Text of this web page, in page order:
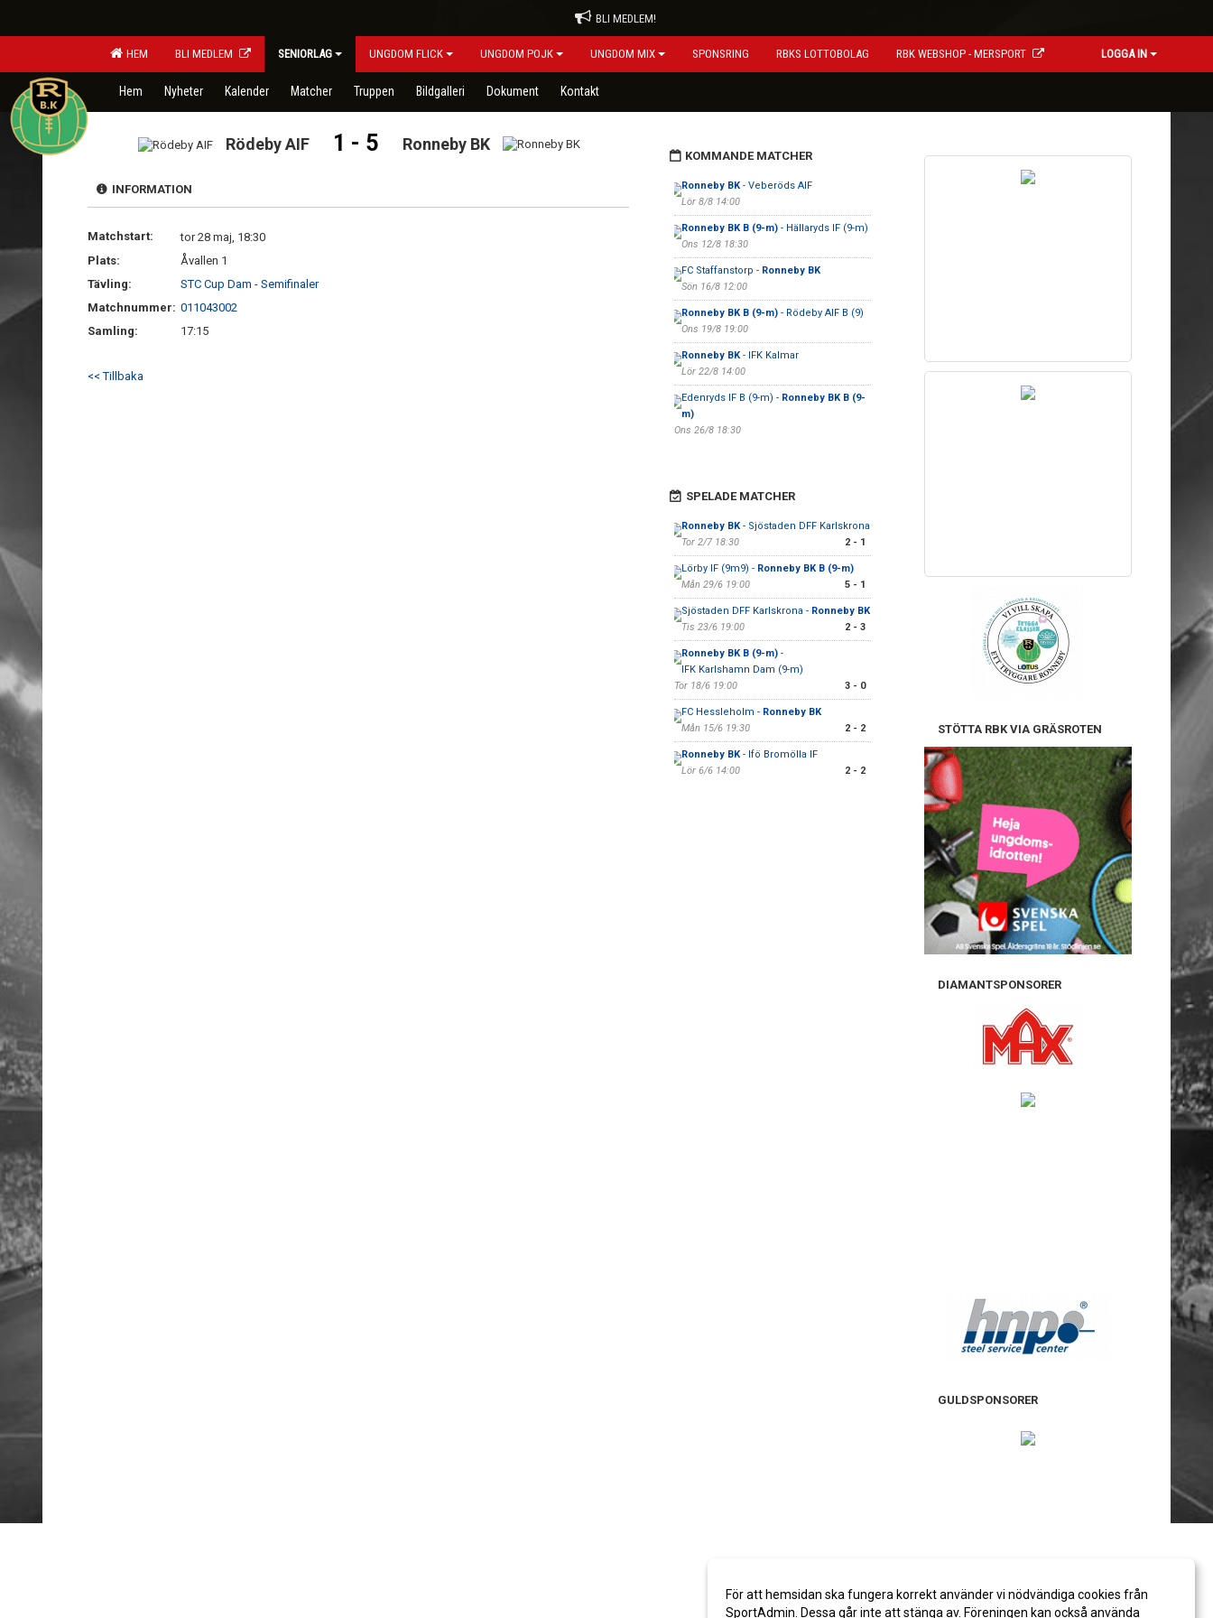
BLI MEDLEM!
HEM BLI MEDLEM SENIORLAG UNGDOM FLICK UNGDOM POJK UNGDOM MIX SPONSRING RBKS LOTTOBOLAG RBK WEBSHOP - MERSPORT LOGGA IN
Hem Nyheter Kalender Matcher Truppen Bildgalleri Dokument Kontakt
Rödeby AIF 1 - 5 Ronneby BK
INFORMATION
Matchstart:
tor 28 maj, 18:30
Plats:
Åvallen 1
Tävling:
STC Cup Dam - Semifinaler
Matchnummer: 011043002
Samling:
17:15
<< Tillbaka
KOMMANDE MATCHER
Ronneby BK- Veberöds AIF
Lör 8/8 14:00
Ronneby BK B (9-m)- Hällaryds IF (9-m)
Ons 12/8 18:30
FC Staffanstorp - Ronneby BK
Sön 16/8 12:00
Ronneby BK B (9-m)- Rödeby AIF B (9)
Ons 19/8 19:00
Ronneby BK- IFK Kalmar
Lör 22/8 14:00
Edenryds IF B (9-m) - Ronneby BK B (9-
m)
Ons 26/8 18:30
SPELADE MATCHER
Ronneby BK- Sjöstaden DFF Karlskrona
Tor 2/7 18:30
2 - 1
Lörby IF (9m9) - Ronneby BK B (9-m)
Mån 29/6 19:00
5 - 1
Sjöstaden DFF Karlskrona - Ronneby BK
Tis 23/6 19:00
2 - 3
Ronneby BK B (9-m)-
IFK Karlshamn Dam (9-m)
Tor 18/6 19:00
3 - 0
FC Hessleholm - Ronneby BK
Mån 15/6 19:30
2 - 2
Ronneby BK- Ifö Bromölla IF
Lör 6/6 14:00
2 - 2
STÖTTA RBK VIA GRÄSROTEN
DIAMANTSPONSORER
GULDSPONSORER
För att hemsidan ska fungera korrekt använder vi nödvändiga cookies från
SportAdmin. Dessa går inte att stänga av. Föreningen kan också använda